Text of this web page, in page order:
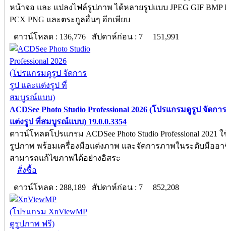
หน้าจอ และ แปลงไฟล์รูปภาพ ได้หลายรูปแบบ JPEG GIF BMP
PCX PNG และตระกูลอื่นๆ อีกเพียบ
ดาวน์โหลด : 136,776 สัปดาห์ก่อน : 7
151,991
ACDSee Photo Studio Professional 2026 (โปรแกรมดูรูป จัดกา
แต่งรูป ที่สมบูรณ์แบบ) 19.0.0.3354
ดาวน์โหลดโปรแกรม ACDSee Photo Studio Professional 2021
รูปภาพ พร้อมเครื่องมือแต่งภาพ และจัดการภาพในระดับมืออ
สามารถแก้ไขภาพได้อย่างอิสระ
สั่งซื้อ
ดาวน์โหลด : 288,189 สัปดาห์ก่อน : 7
852,208